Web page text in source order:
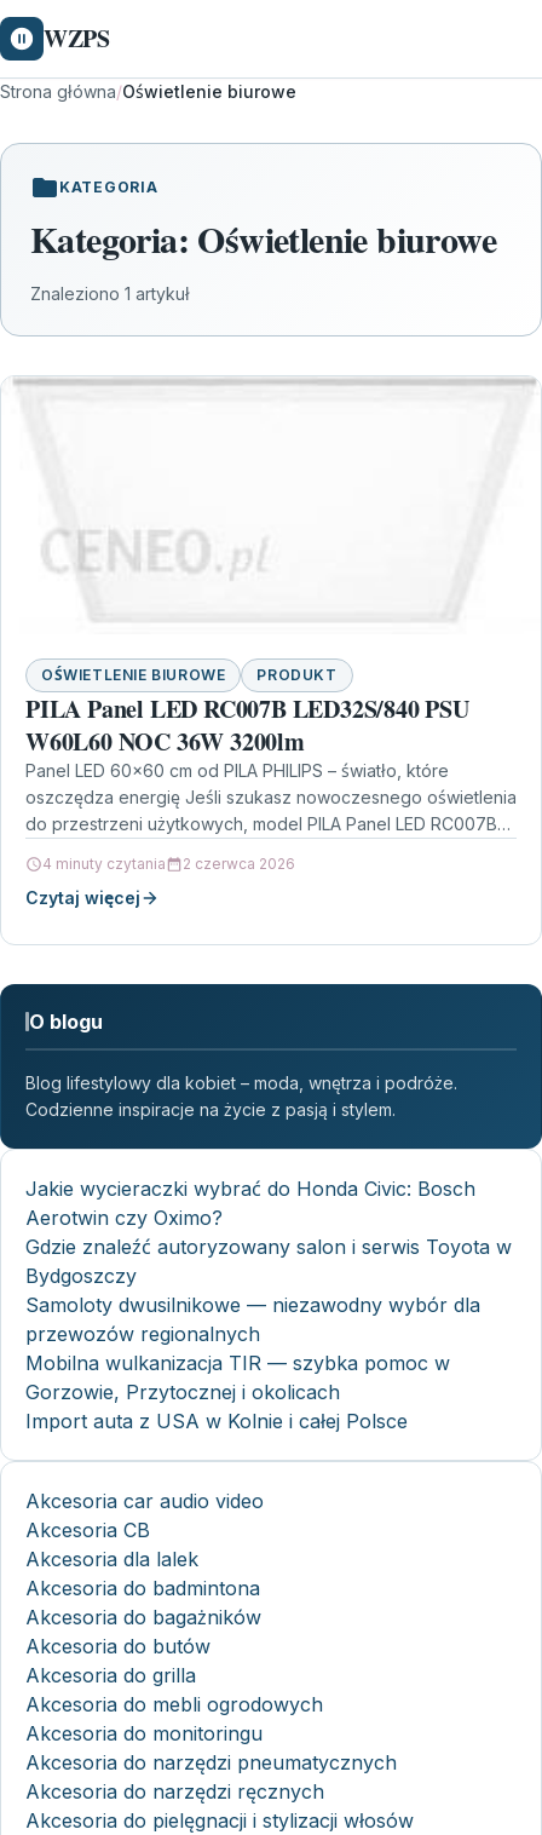
WZPS
Strona główna/Oświetlenie biurowe
KATEGORIA
Kategoria: Oświetlenie biurowe
Znaleziono 1 artykuł
OŚWIETLENIE BIUROWE PRODUKT
PILA Panel LED RC007B LED32S/840 PSU
W60L60 NOC 36W 3200lm
Panel LED 60×60 cm od PILA PHILIPS – światło, które
oszczędza energię Jeśli szukasz nowoczesnego oświetlenia
do przestrzeni użytkowych, model PILA Panel LED RC007B…
4 minuty czytania 2 czerwca 2026
Czytaj więcej
O blogu
Blog lifestylowy dla kobiet – moda, wnętrza i podróże.
Codzienne inspiracje na życie z pasją i stylem.
Jakie wycieraczki wybrać do Honda Civic: Bosch
Aerotwin czy Oximo?
Gdzie znaleźć autoryzowany salon i serwis Toyota w
Bydgoszczy
Samoloty dwusilnikowe — niezawodny wybór dla
przewozów regionalnych
Mobilna wulkanizacja TIR — szybka pomoc w
Gorzowie, Przytocznej i okolicach
Import auta z USA w Kolnie i całej Polsce
Akcesoria car audio video
Akcesoria CB
Akcesoria dla lalek
Akcesoria do badmintona
Akcesoria do bagażników
Akcesoria do butów
Akcesoria do grilla
Akcesoria do mebli ogrodowych
Akcesoria do monitoringu
Akcesoria do narzędzi pneumatycznych
Akcesoria do narzędzi ręcznych
Akcesoria do pielęgnacji i stylizacji włosów